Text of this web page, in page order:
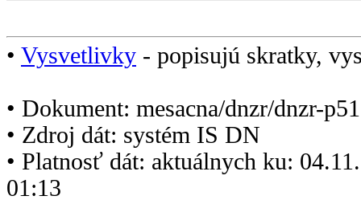
• Vysvetlivky - popisujú skratky,
• Dokument: mesacna/dnzr/dnzr-
• Zdroj dát: systém IS DN
• Platnosť dát: aktuálnych ku:
01:13